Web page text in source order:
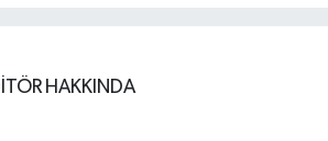
HAKKINDA